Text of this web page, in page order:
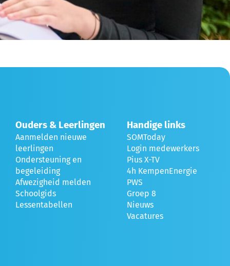
Ouders & Leerlingen
Aanmelden nieuwe
leerlingen
Ondersteuning en
begeleiding
Afwezigheid melden
Schoolgids
Lessentabellen
Handige links
SOMToday
Login medewerkers
Pius X-TV
4h KempenEnergie
PWS
Groep 8
Nieuws
Vacatures